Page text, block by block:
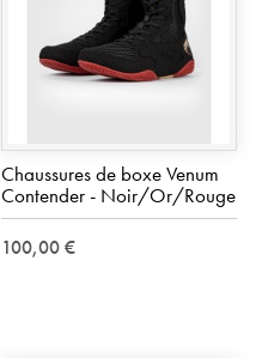
Chaussures de boxe Venum
Contender - Noir/Or/Rouge
100,00 €